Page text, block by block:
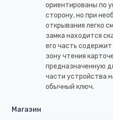
ориентированы по
сторону, но при
открывания легко
замка находится
его часть
зону чтения
предназначенную
части устройства
обычный ключ.
Магазин